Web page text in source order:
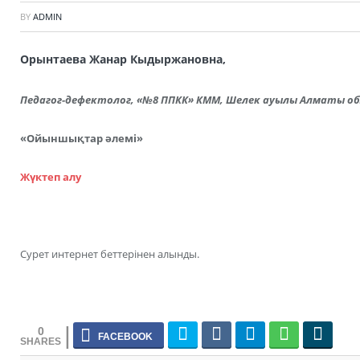
BY ADMIN
Орынтаева Жанар Кыдыржановна,
Педагог-дефектолог, «№8 ППКК» КММ, Шелек ауылы Алматы
«Ойыншықтар әлемі»
Жүктеп алу
Сурет интернет беттерінен алынды.
0